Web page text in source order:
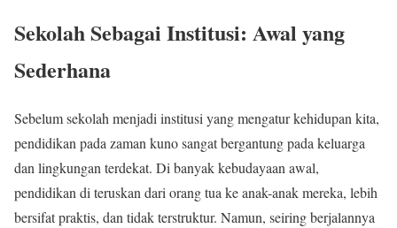
Sekolah Sebagai Institusi: Awal yang
Sederhana
Sebelum sekolah menjadi institusi yang mengatur kehidupan kita,
pendidikan pada zaman kuno sangat bergantung pada keluarga
dan lingkungan terdekat. Di banyak kebudayaan awal,
pendidikan di teruskan dari orang tua ke anak-anak mereka, lebih
bersifat praktis, dan tidak terstruktur. Namun, seiring berjalannya